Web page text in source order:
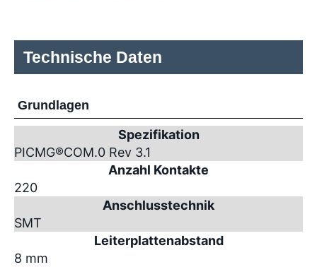
Technische Daten
Grundlagen
Spezifikation
PICMG®COM.0 Rev 3.1
Anzahl Kontakte
220
Anschlusstechnik
SMT
Leiterplattenabstand
8 mm